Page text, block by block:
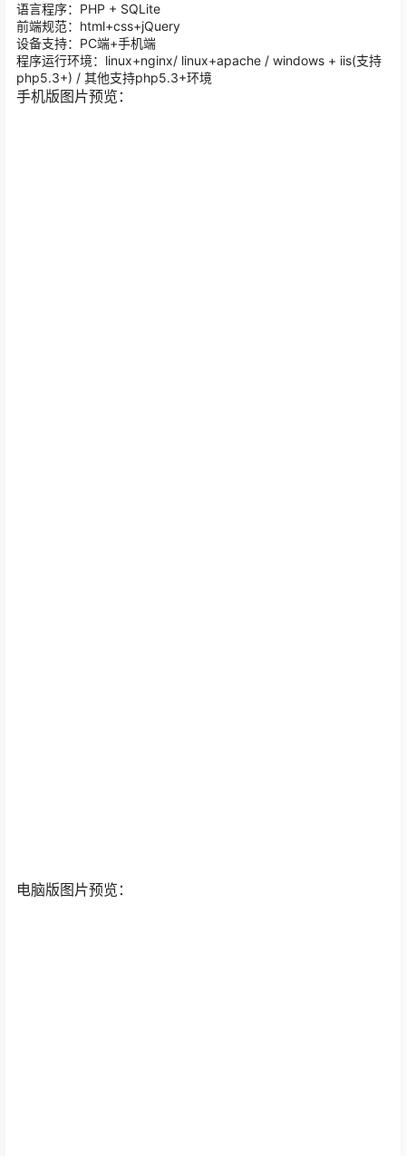
语言程序：PHP + SQLite
前端规范：html+css+jQuery
设备支持：PC端+手机端
程序运行环境：linux+nginx/ linux+apache / windows + iis(支持
php5.3+) / 其他支持php5.3+环境
手机版图片预览：
电脑版图片预览：